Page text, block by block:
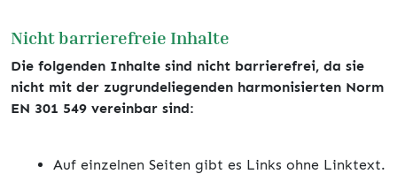
Nicht barrierefreie Inhalte
Die folgenden Inhalte sind nicht barrierefrei, da sie
nicht mit der zugrundeliegenden harmonisierten Norm
EN 301 549 vereinbar sind:
Auf einzelnen Seiten gibt es Links ohne Linktext.